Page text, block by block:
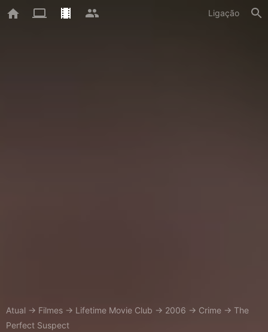
Ligação
Atual → Filmes → Lifetime Movie Club → 2006 → Crime → The
Perfect Suspect